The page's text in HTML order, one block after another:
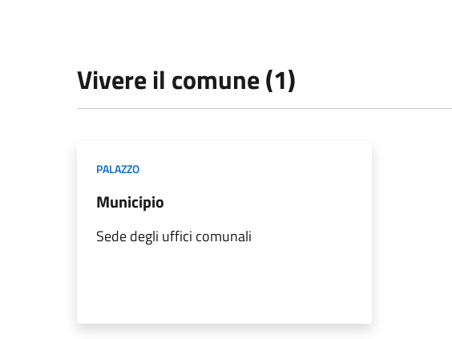
Vivere il comune (1)
PALAZZO
Municipio
Sede degli uffici comunali